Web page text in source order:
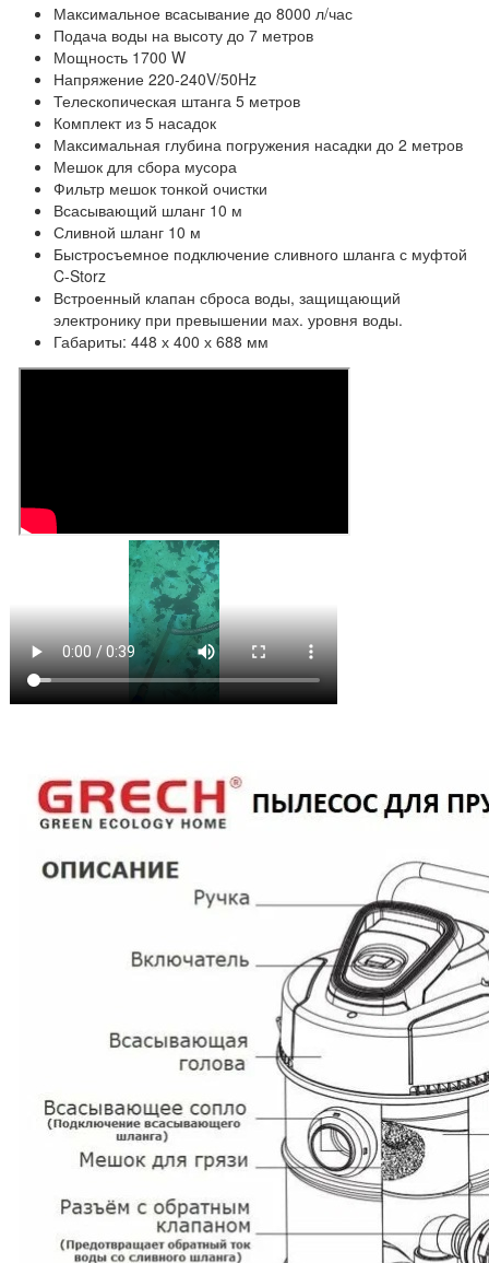
Максимальное всасывание до 8000 л/час
Подача воды на высоту до 7 метров
Мощность 1700 W
Напряжение 220-240V/50Hz
Телескопическая штанга 5 метров
Комплект из 5 насадок
Максимальная глубина погружения насадки до 2 метров
Мешок для сбора мусора
Фильтр мешок тонкой очистки
Всасывающий шланг 10 м
Сливной шланг 10 м
Быстросъемное подключение сливного шланга с муфтой
C-Storz
Встроенный клапан сброса воды, защищающий
электронику при превышении мах. уровня воды.
Габариты: 448 х 400 х 688 мм